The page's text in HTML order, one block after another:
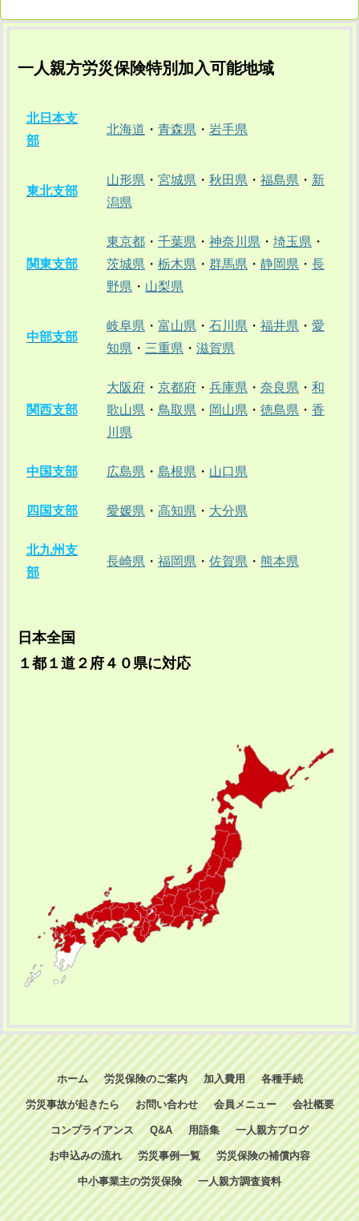
一人親方労災保険特別加入可能地域
北日本支
部
北海道 ・ 青森県 ・ 岩手県
東北支部
山形県 ・ 宮城県 ・ 秋田県 ・ 福島県 ・ 新
潟県
関東支部
東京都 ・ 千葉県 ・ 神奈川県 ・ 埼玉県 ・
茨城県 ・ 栃木県 ・ 群馬県 ・ 静岡県 ・ 長
野県 ・ 山梨県
中部支部
岐阜県 ・ 富山県 ・ 石川県 ・ 福井県 ・ 愛
知県 ・ 三重県 ・ 滋賀県
関西支部
大阪府 ・ 京都府 ・ 兵庫県 ・ 奈良県 ・ 和
歌山県 ・ 鳥取県 ・ 岡山県 ・ 徳島県 ・ 香
川県
中国支部 広島県 ・ 島根県 ・ 山口県
四国支部 愛媛県 ・ 高知県 ・ 大分県
北九州支
部
長崎県 ・ 福岡県 ・ 佐賀県 ・ 熊本県
日本全国
１都１道２府４０県に対応
ホーム 労災保険のご案内 加入費用 各種手続
労災事故が起きたら お問い合わせ 会員メニュー 会社概要
コンプライアンス Q&A 用語集 一人親方ブログ
お申込みの流れ 労災事例一覧 労災保険の補償内容
中小事業主の労災保険 一人親方調査資料